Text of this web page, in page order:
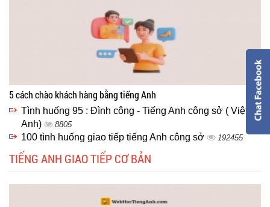
5 cách chào khách hàng bằng tiếng Anh
Tình huống 95 : Đình công - Tiếng Anh công sở ( Việt -
Anh)
8805
100 tình huống giao tiếp tiếng Anh công sở 192455
TIẾNG ANH GIAO TIẾP CƠ BẢN